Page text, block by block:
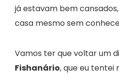
já estavam bem
casa mesmo sem
Vamos ter que voltar um
Fishanário, que eu tentei